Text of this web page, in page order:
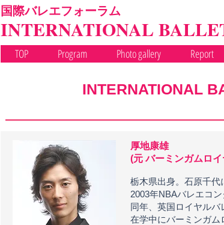
INTERNATIONAL
国際バレエフォーラム
TOP Program Photo gallery Report
INTERNATIONAL
厚地康雄
(元 バーミンガムロ
栃木県出身。石原千代
2003年NBAバレエコ
同年、英国ロイヤルバ
在学中にバーミンガム